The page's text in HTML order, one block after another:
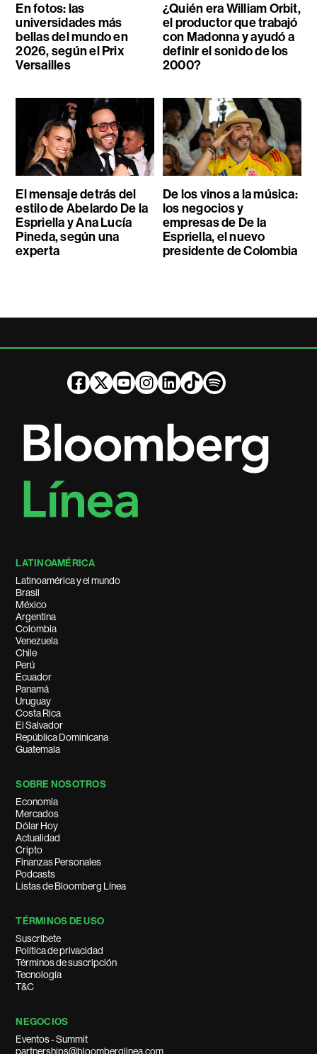
En fotos: las
universidades más
bellas del mundo en
2026, según el Prix
Versailles
¿Quién era William Orbit,
el productor que trabajó
con Madonna y ayudó a
definir el sonido de los
2000?
El mensaje detrás del
estilo de Abelardo De la
Espriella y Ana Lucía
Pineda, según una
experta
De los vinos a la música:
los negocios y
empresas de De la
Espriella, el nuevo
presidente de Colombia
LATINOAMÉRICA
Latinoamérica y el mundo
Brasil
México
Argentina
Colombia
Venezuela
Chile
Perú
Ecuador
Panamá
Uruguay
Costa Rica
El Salvador
República Dominicana
Guatemala
SOBRE NOSOTROS
Economía
Mercados
Dólar Hoy
Actualidad
Cripto
Finanzas Personales
Podcasts
Listas de Bloomberg Línea
TÉRMINOS DE USO
Suscríbete
Política de privacidad
Términos de suscripción
Tecnología
T&C
NEGOCIOS
Eventos - Summit
partnerships@bloomberglinea.com